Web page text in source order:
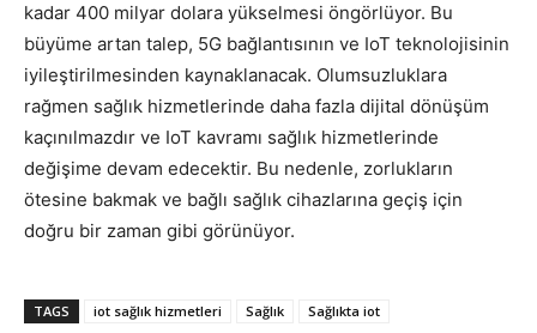
kadar 400 milyar dolara yükselmesi öngörlüyor. Bu
büyüme artan talep, 5G bağlantısının ve IoT teknolojisinin
iyileştirilmesinden kaynaklanacak. Olumsuzluklara
rağmen sağlık hizmetlerinde daha fazla dijital dönüşüm
kaçınılmazdır ve IoT kavramı sağlık hizmetlerinde
değişime devam edecektir. Bu nedenle, zorlukların
ötesine bakmak ve bağlı sağlık cihazlarına geçiş için
doğru bir zaman gibi görünüyor.
TAGS iot sağlık hizmetleri Sağlık Sağlıkta iot